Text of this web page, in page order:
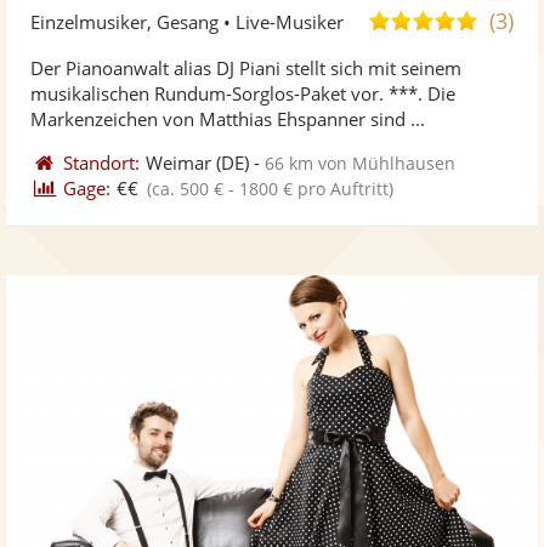
4,8(3)
Einzelmusiker, Gesang • Live-Musiker
Der Pianoanwalt alias DJ Piani stellt sich mit seinem
musikalischen Rundum-Sorglos-Paket vor. ***. Die
Markenzeichen von Matthias Ehspanner sind ...
Standort: Weimar (DE) -66 km von Mühlhausen
Gage: €€ (ca. 500 € - 1800 € pro Auftritt)